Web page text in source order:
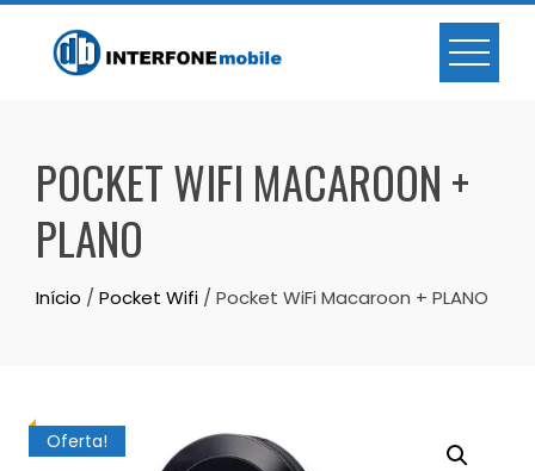
POCKET WIFI MACAROON +
PLANO
Início / Pocket Wifi / Pocket WiFi Macaroon + PLANO
Oferta!